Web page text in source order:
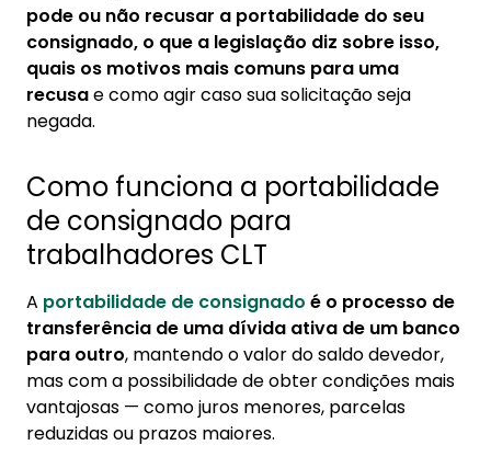
2.2. Situações em que a recusa é permitida
2.3. Quando a recusa pode ser considerada
abusiva
3. Principais motivos que levam o banco a
3.1. Análise de crédito e política interna da
instituição
3.2. Documentação incompleta ou incorreta
3.3. Incompatibilidade de margem
consignável
4. O que fazer se o banco recusar a sua
portabilidade de crédito
4.1. Como solicitar a justificativa formal da
pode ou não recusar a portabilidade do seu
consignado, o que a legislação diz sobre isso,
quais os motivos mais comuns para uma
recusae como agir caso sua solicitação seja
negada.
Como funciona a portabilidade
de consignado para
trabalhadores CLT
A portabilidade de consignado é o processo de
transferência de uma dívida ativa de um banco
para outro, mantendo o valor do saldo devedor,
mas com a possibilidade de obter condições mais
vantajosas — como juros menores, parcelas
reduzidas ou prazos maiores.